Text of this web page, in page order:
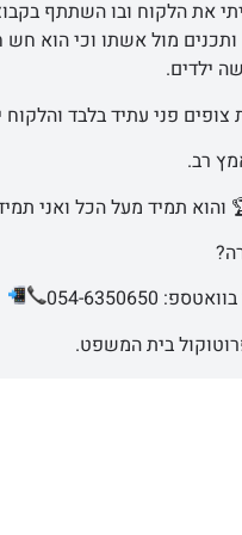
את הלקוח ובו השתתף
מול אשתו וכי הוא חש
ילדים.
פני עתיד בלבד
רב.
והוא תמיד מעל הכל ואני
6350650
בית המשפט.